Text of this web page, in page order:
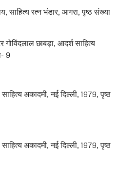
साहित्य रत्न भंडार, आगरा, पृष्ठ संख्या
छाबड़ा, आदर्श साहित्य
9
अकादमी, नई दिल्ली, 1979, पृष्ठ
अकादमी, नई दिल्ली, 1979, पृष्ठ